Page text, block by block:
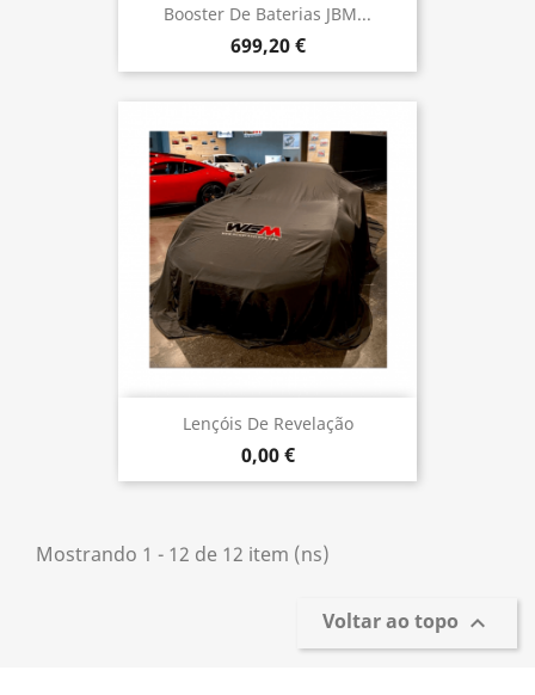
Booster De Baterias JBM...
699,20 €
Lençóis De Revelação
0,00 €
Mostrando 1 - 12 de 12 item (ns)
Voltar ao topo 